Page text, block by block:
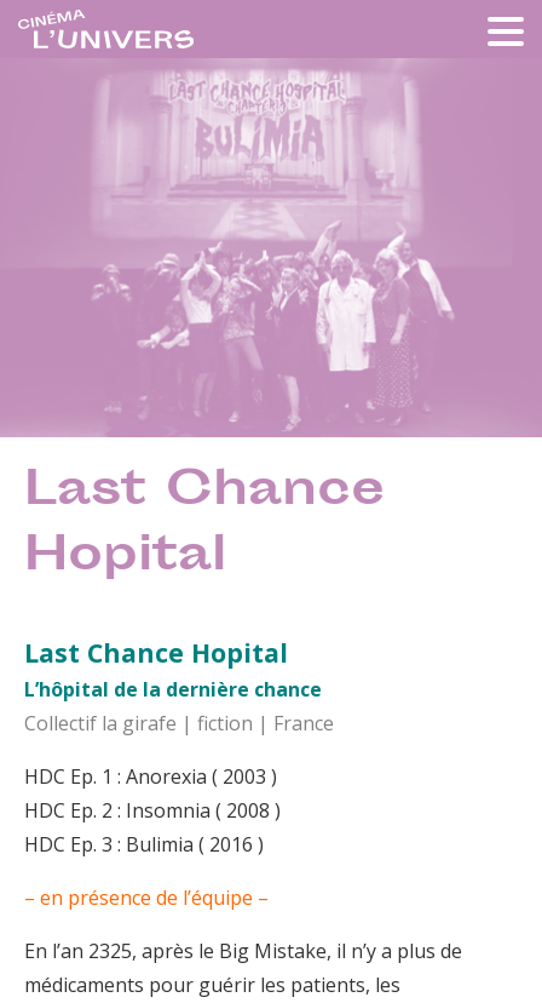
Last Chance
Hopital
Last Chance Hopital
L’hôpital de la dernière chance
Collectif la girafe | fiction | France
HDC Ep. 1 : Anorexia ( 2003 )
HDC Ep. 2 : Insomnia ( 2008 )
HDC Ep. 3 : Bulimia ( 2016 )
– en présence de l’équipe –
En l’an 2325, après le Big Mistake, il n’y a plus de
médicaments pour guérir les patients, les